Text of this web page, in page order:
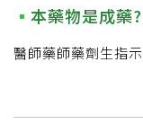
本藥物是成藥
醫師藥師藥劑生指